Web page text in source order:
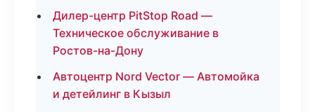
Дилер-центр PitStop Road —
Техническое обслуживание в
Ростов-на-Дону
Автоцентр Nord Vector — Автомойка
и детейлинг в Кызыл